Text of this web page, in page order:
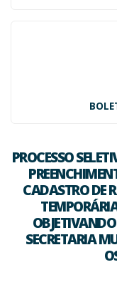
PROCESSO
CADASTRO DE
SECRETARIA